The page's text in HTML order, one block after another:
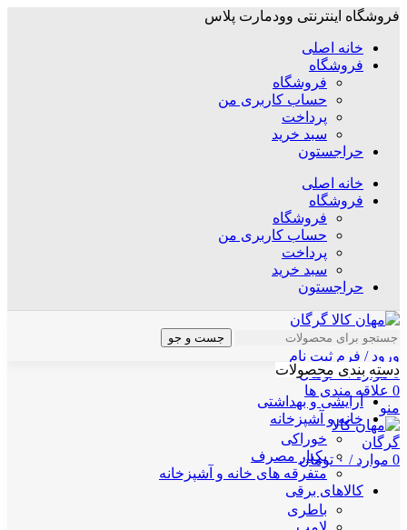
فروشگاه اینترنتی وودمارت پلاس
خانه اصلی
فروشگاه
فروشگاه
حساب کاربری من
پرداخت
سبد خرید
حراجستون
خانه اصلی
فروشگاه
فروشگاه
حساب کاربری من
پرداخت
سبد خرید
حراجستون
جست و جو
ورود / فرم ثبت نام
0 موارد / ۰ تومان
0 علاقه مندی ها
منو
0 موارد / ۰ تومان
دسته بندی محصولات
آرایشی و بهداشتی
خانه و آشپزخانه
خوراکی
یکبار مصرف
متفرقه های خانه و آشپزخانه
کالاهای برقی
باطری
لامپ